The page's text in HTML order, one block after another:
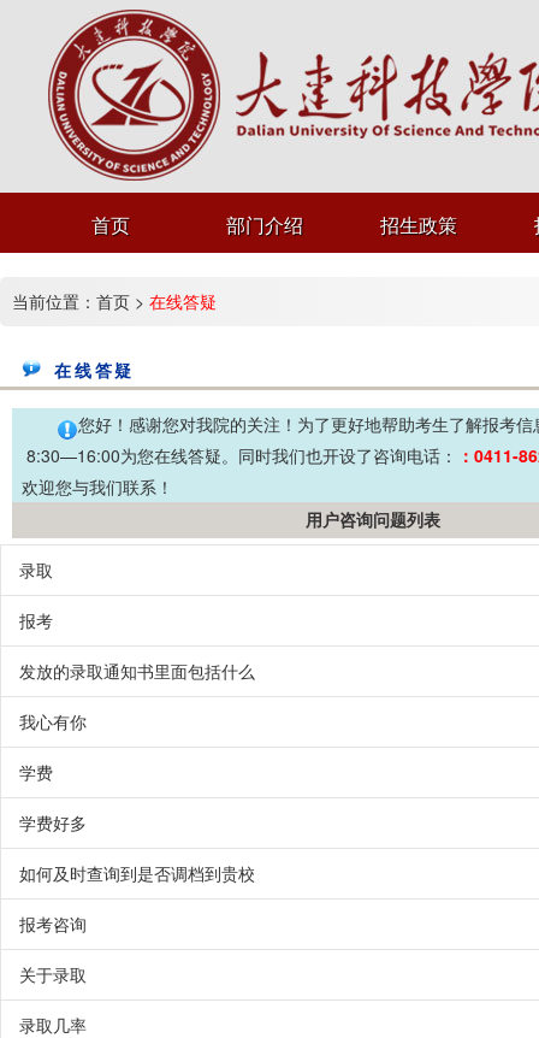
招生政策
部门介绍
首页
当前位置： 首页 > 在线答疑
在线答疑
您好！感谢您对我院的关注！为了更好地帮助考生了解报考
8:30—16:00为您在线答疑。同时我们也开设了咨询电话： ：0411-
欢迎您与我们联系！
用户咨询问题列表
录取
报考
发放的录取通知书里面包括什么
我心有你
学费
学费好多
如何及时查询到是否调档到贵校
报考咨询
关于录取
录取几率